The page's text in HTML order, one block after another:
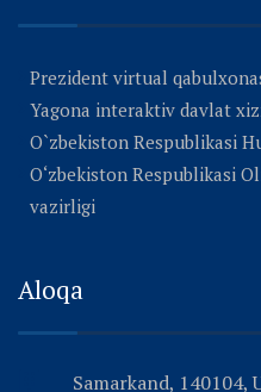
Prezident virtual
Yagona interaktiv davlat
O`zbekiston Respublikasi
O‘zbekiston Respublikasi
vazirligi
Aloqa
Samarkand, 140104,